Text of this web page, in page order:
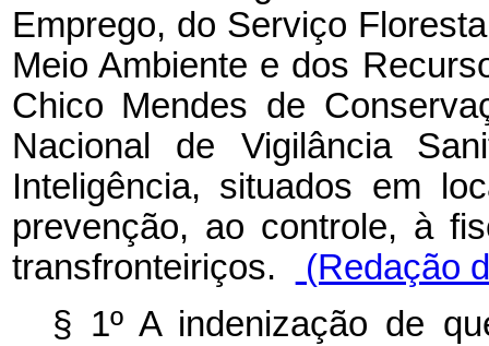
Emprego, do Serviço
Meio Ambiente e dos
Chico Mendes de
Nacional de Vigilância
Inteligência, situados em
prevenção, ao controle, à
transfronteiriços.
(Redação
§ 1º A indenização de